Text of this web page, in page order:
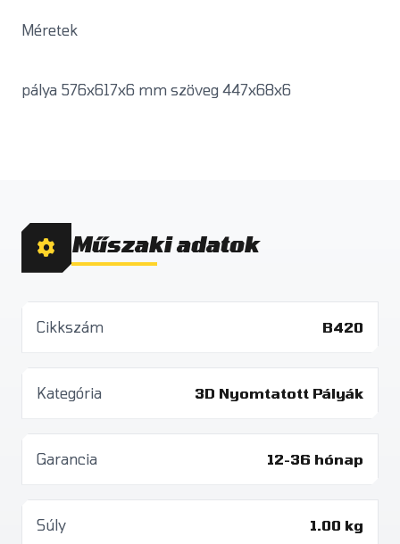
Méretek
pálya 576x617x6 mm szöveg 447x68x6
Műszaki adatok
Cikkszám B420
Kategória 3D Nyomtatott Pályák
Garancia 12-36 hónap
Súly 1.00 kg